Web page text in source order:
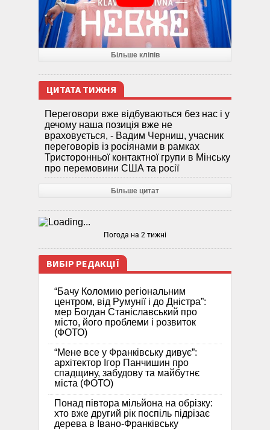
Більше кліпів
ЦИТАТА ТИЖНЯ
Переговори вже відбуваються без нас і у
дечому наша позиція вже не
враховується, - Вадим Черниш, учасник
переговорів із росіянами в рамках
Тристоронньої контактної групи в Мінську
про перемовини США та росії
Більше цитат
Погода на 2 тижні
ВИБІР РЕДАКЦІЇ
“Бачу Коломию регіональним
центром, від Румунії і до Дністра”:
мер Богдан Станіславський про
місто, його проблеми і розвиток
(ФОТО)
“Мене все у Франківську дивує”:
архітектор Ігор Панчишин про
спадщину, забудову та майбутнє
міста (ФОТО)
Понад півтора мільйона на обрізку:
хто вже другий рік поспіль підрізає
дерева в Івано-Франківську